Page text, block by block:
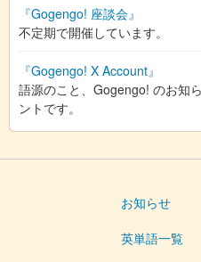
『Gogengo! 座談会』
不定期で開催しています。
『Gogengo! X Account』
語源のこと、Gogengo! のお知
ントです。
お知らせ
英単語一覧